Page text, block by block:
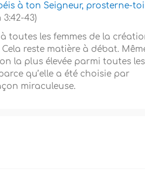
à ton Seigneur, prosterne-toi
3:42-43)
toutes les femmes de la
reste matière à débat.
la plus élevée parmi toutes les
qu’elle a été choisie par
miraculeuse.